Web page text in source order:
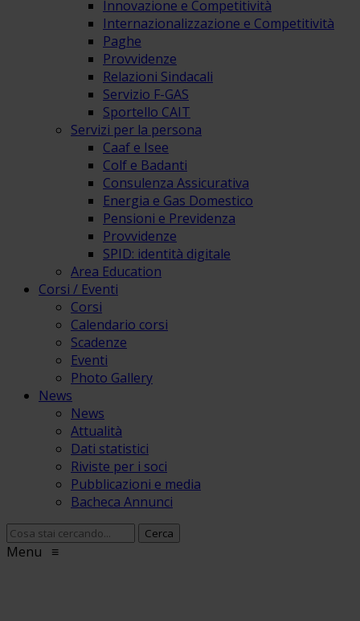
Innovazione e Competitività
Internazionalizzazione e Competitività
Paghe
Provvidenze
Relazioni Sindacali
Servizio F-GAS
Sportello CAIT
Servizi per la persona
Caaf e Isee
Colf e Badanti
Consulenza Assicurativa
Energia e Gas Domestico
Pensioni e Previdenza
Provvidenze
SPID: identità digitale
Area Education
Corsi / Eventi
Corsi
Calendario corsi
Scadenze
Eventi
Photo Gallery
News
News
Attualità
Dati statistici
Riviste per i soci
Pubblicazioni e media
Bacheca Annunci
Menu ≡